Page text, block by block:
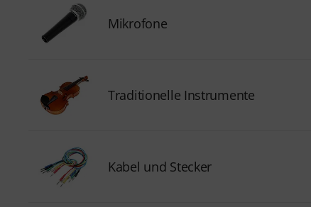
Mikrofone
Traditionelle Instrumente
Kabel und Stecker